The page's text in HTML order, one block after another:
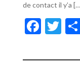
de contact il y’a
F
e
T
itt